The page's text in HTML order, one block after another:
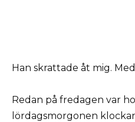
Han skrattade åt mig.
Redan på fredagen var
lördagsmorgonen